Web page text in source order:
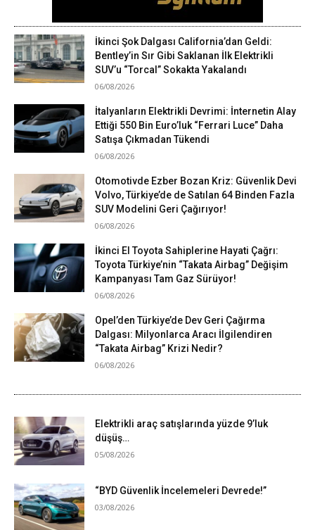
İkinci Şok Dalgası California’dan Geldi:
Bentley’in Sır Gibi Saklanan İlk Elektrikli
SUV’u “Torcal” Sokakta Yakalandı
06/08/2026
İtalyanların Elektrikli Devrimi: İnternetin Alay
Ettiği 550 Bin Euro’luk “Ferrari Luce” Daha
Satışa Çıkmadan Tükendi
06/08/2026
Otomotivde Ezber Bozan Kriz: Güvenlik Devi
Volvo, Türkiye’de de Satılan 64 Binden Fazla
SUV Modelini Geri Çağırıyor!
06/08/2026
İkinci El Toyota Sahiplerine Hayati Çağrı:
Toyota Türkiye’nin “Takata Airbag” Değişim
Kampanyası Tam Gaz Sürüyor!
06/08/2026
Opel’den Türkiye’de Dev Geri Çağırma
Dalgası: Milyonlarca Aracı İlgilendiren
“Takata Airbag” Krizi Nedir?
06/08/2026
Elektrikli araç satışlarında yüzde 9’luk
düşüş…
05/08/2026
“BYD Güvenlik İncelemeleri Devrede!”
03/08/2026